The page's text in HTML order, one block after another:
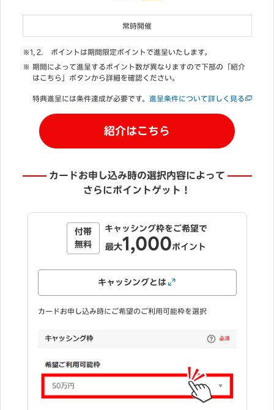
常時開催
ポイントは期間限定ポイントで進呈いたします。
期間によって進呈するポイント数が異なりますので下部の「紹介
はこちら」ボタンから詳細を確認ください。
特典進呈には条件達成が必要です。 進呈条件について詳しく見る
紹介はこちら
カードお申し込み時の選択内容によって
さらにポイントゲット！
「自動でリボ払い」にご登録＆利用で
最大 5,000ポイント
「自動でリボ払い」とは
カードお申し込み時に「申し込む」を選択